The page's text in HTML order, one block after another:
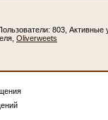
803, Активные
Oliverweets